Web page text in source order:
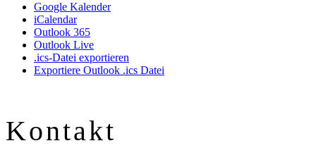
Google Kalender
iCalendar
Outlook 365
Outlook Live
.ics-Datei exportieren
Exportiere Outlook .ics Datei
Kontakt